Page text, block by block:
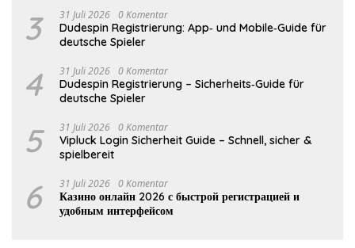
3 31 Juli 2026 0 Komentar
Dudespin Registrierung: App‑ und Mobile‑Guide für
deutsche Spieler
4 31 Juli 2026 0 Komentar
Dudespin Registrierung – Sicherheits‑Guide für
deutsche Spieler
5 31 Juli 2026 0 Komentar
Vipluck Login Sicherheit Guide – Schnell, sicher &
spielbereit
6 31 Juli 2026 0 Komentar
Казино онлайн 2026 с быстрой регистрацией и
удобным интерфейсом